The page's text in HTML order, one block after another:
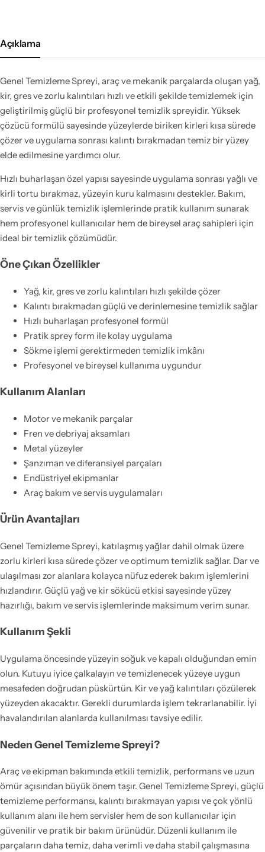
Açıklama
Genel Temizleme Spreyi, araç ve mekanik parçalarda oluşan yağ,
kir, gres ve zorlu kalıntıları hızlı ve etkili şekilde temizlemek için
geliştirilmiş güçlü bir profesyonel temizlik spreyidir. Yüksek
çözücü formülü sayesinde yüzeylerde biriken kirleri kısa sürede
çözer ve uygulama sonrası kalıntı bırakmadan temiz bir yüzey
elde edilmesine yardımcı olur.
Hızlı buharlaşan özel yapısı sayesinde uygulama sonrası yağlı ve
kirli tortu bırakmaz, yüzeyin kuru kalmasını destekler. Bakım,
servis ve günlük temizlik işlemlerinde pratik kullanım sunarak
hem profesyonel kullanıcılar hem de bireysel araç sahipleri için
ideal bir temizlik çözümüdür.
Öne Çıkan Özellikler
Yağ, kir, gres ve zorlu kalıntıları hızlı şekilde çözer
Kalıntı bırakmadan güçlü ve derinlemesine temizlik sağlar
Hızlı buharlaşan profesyonel formül
Pratik sprey form ile kolay uygulama
Sökme işlemi gerektirmeden temizlik imkânı
Profesyonel ve bireysel kullanıma uygundur
Kullanım Alanları
Motor ve mekanik parçalar
Fren ve debriyaj aksamları
Metal yüzeyler
Şanzıman ve diferansiyel parçaları
Endüstriyel ekipmanlar
Araç bakım ve servis uygulamaları
Ürün Avantajları
Genel Temizleme Spreyi, katılaşmış yağlar dahil olmak üzere
zorlu kirleri kısa sürede çözer ve optimum temizlik sağlar. Dar ve
ulaşılması zor alanlara kolayca nüfuz ederek bakım işlemlerini
hızlandırır. Güçlü yağ ve kir sökücü etkisi sayesinde yüzey
hazırlığı, bakım ve servis işlemlerinde maksimum verim sunar.
Kullanım Şekli
Uygulama öncesinde yüzeyin soğuk ve kapalı olduğundan emin
olun. Kutuyu iyice çalkalayın ve temizlenecek yüzeye uygun
mesafeden doğrudan püskürtün. Kir ve yağ kalıntıları çözülerek
yüzeyden akacaktır. Gerekli durumlarda işlem tekrarlanabilir. İyi
havalandırılan alanlarda kullanılması tavsiye edilir.
Neden Genel Temizleme Spreyi?
Araç ve ekipman bakımında etkili temizlik, performans ve uzun
ömür açısından büyük önem taşır. Genel Temizleme Spreyi, güçlü
temizleme performansı, kalıntı bırakmayan yapısı ve çok yönlü
kullanım alanı ile hem servisler hem de son kullanıcılar için
güvenilir ve pratik bir bakım ürünüdür. Düzenli kullanım ile
parçaların daha temiz, daha verimli ve daha stabil çalışmasına